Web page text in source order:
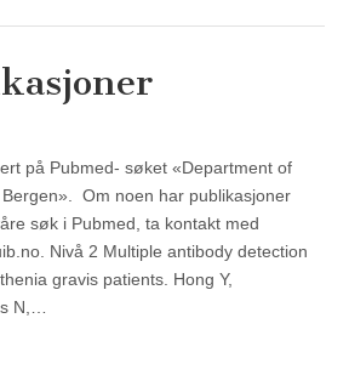
på Pubmed- søket «Department of
Om noen har publikasjoner
søk i Pubmed, ta kontakt med
Nivå 2 Multiple antibody detection
gravis patients. Hong Y,
N,…